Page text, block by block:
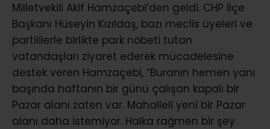
Milletvekili Akif Hamzaçebi’den geldi. CHP İlçe
Başkanı Hüseyin Kızıldaş, bazı meclis üyeleri ve
partililerle birlikte park nöbeti tutan
vatandaşları ziyaret ederek mücadelesine
destek veren Hamzaçebi, “Buranın hemen yanı
başında haftanın bir günü çalışan kapalı bir
Pazar alanı zaten var. Mahalleli yeni bir Pazar
alanı daha istemiyor. Halka rağmen bir şey